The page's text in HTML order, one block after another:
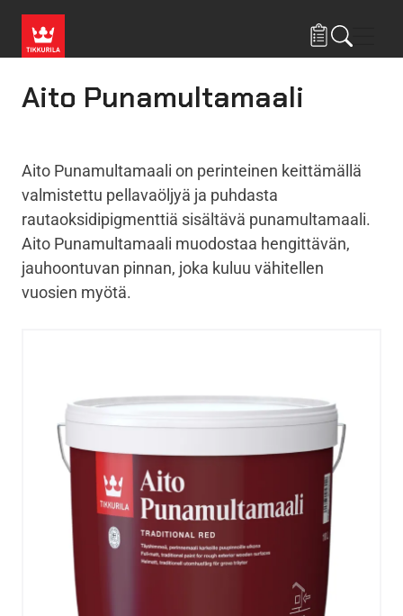
Aito Punamultamaali
Aito Punamultamaali on perinteinen keittämällä
valmistettu pellavaöljyä ja puhdasta
rautaoksidipigmenttiä sisältävä punamultamaali.
Aito Punamultamaali muodostaa hengittävän,
jauhoontuvan pinnan, joka kuluu vähitellen
vuosien myötä.